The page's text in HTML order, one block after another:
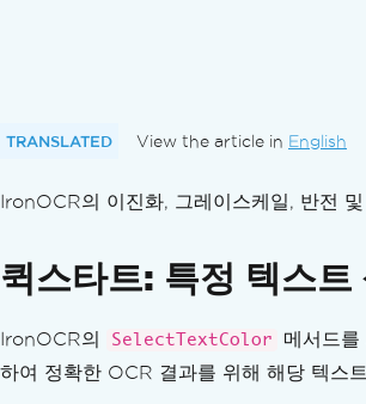
텍스트를 이미지로 강조 표시
디버깅
기술 지원팀에 문의하기
IronOCR에 대한 엔지니어링
자주 묻는 질문
왜 IronOCR이고 Tesseract
TRANSLATED View the article in English
IronOCR의 이진화, 그레이스케일, 반전
퀵스타트: 특정 텍스트
IronOCR의 SelectTextColor
메서드
하여 정확한 OCR 결과를 위해 해당 텍스